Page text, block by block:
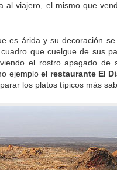
al viajero, el mismo que
es árida y su decoración
que cuelgue de sus
el rostro apagado de
ejemplo el restaurante El
los platos típicos más